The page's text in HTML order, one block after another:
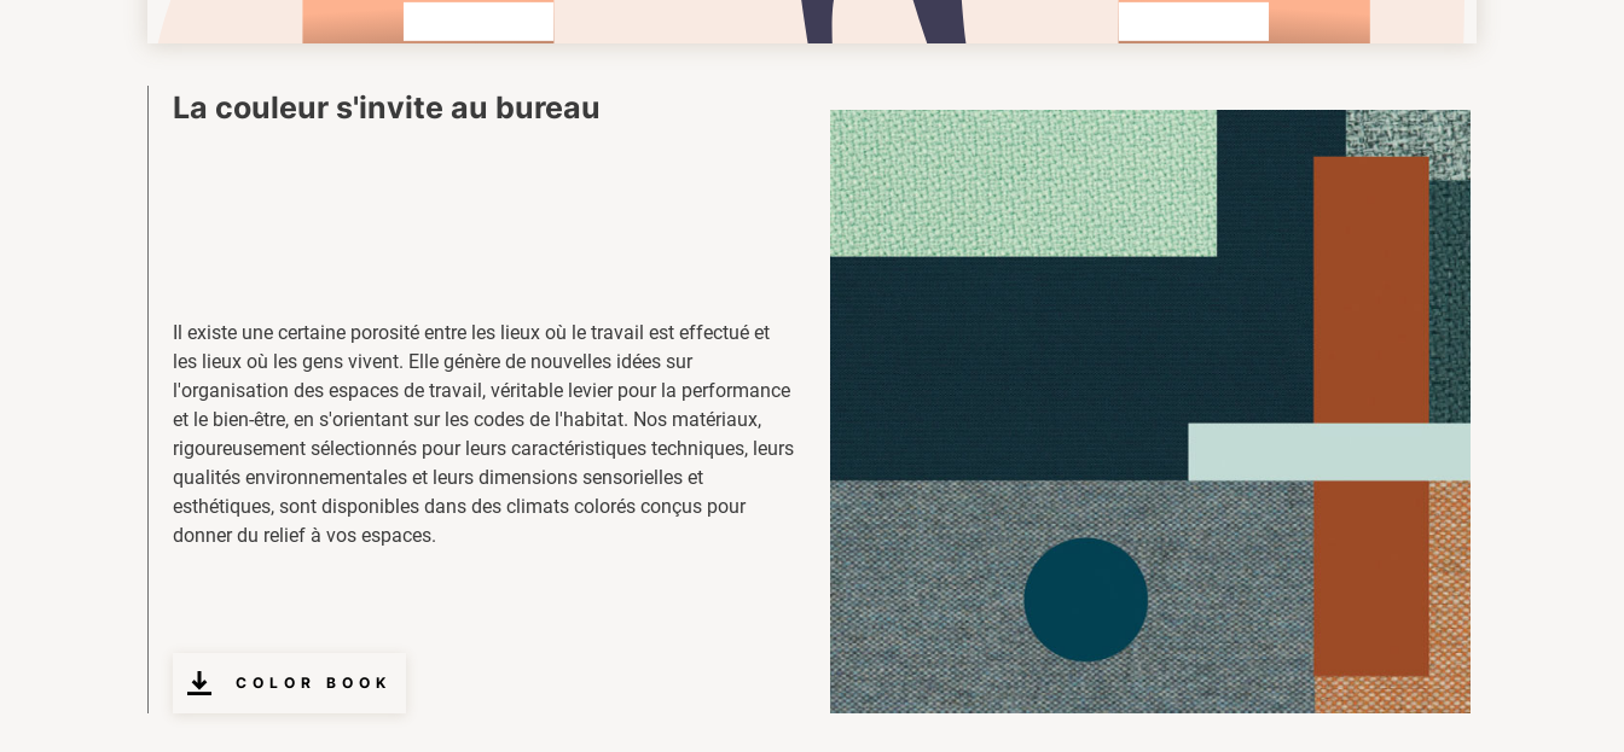
La couleur s'invite au bureau
Il existe une certaine porosité entre les lieux où le travail est effectué et
les lieux où les gens vivent. Elle génère de nouvelles idées sur
l'organisation des espaces de travail, véritable levier pour la performance
et le bien-être, en s'orientant sur les codes de l'habitat. Nos matériaux,
rigoureusement sélectionnés pour leurs caractéristiques techniques, leurs
qualités environnementales et leurs dimensions sensorielles et
esthétiques, sont disponibles dans des climats colorés conçus pour
donner du relief à vos espaces.
COLOR BOOK